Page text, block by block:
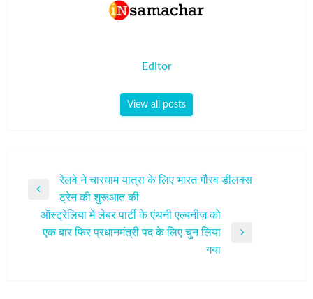
Editor
View all posts
नेविगेशन
Previous
Post
रेलवे ने चारधाम यात्रा के लिए भारत गौरव डीलक्स
ट्रेन की शुरूआत की
Next
ऑस्ट्रेलिया में लेबर पार्टी के एंथनी एल्बनीज़ को
एक बार फिर प्रधानमंत्री पद के लिए चुन लिया
गया